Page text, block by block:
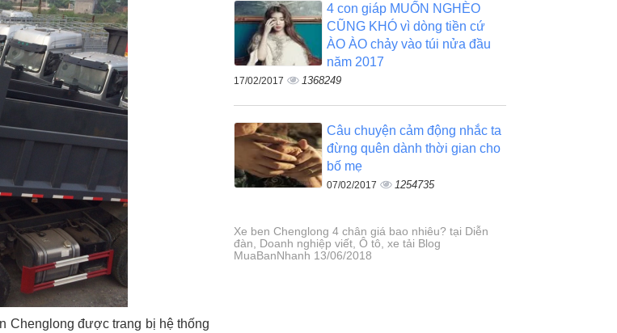
Chenglong được trang bị hệ thống
4 con giáp MUỐN NGHÈO
CŨNG KHÓ vì dòng tiền cứ
ÀO ÀO chảy vào túi nửa đầu
năm 2017
17/02/2017 1368249
Câu chuyện cảm động nhắc ta
đừng quên dành thời gian cho
bố mẹ
07/02/2017 1254735
Xe ben Chenglong 4 chân giá bao nhiêu? tại Diễn
đàn, Doanh nghiệp viết, Ô tô, xe tải Blog
MuaBanNhanh 13/06/2018